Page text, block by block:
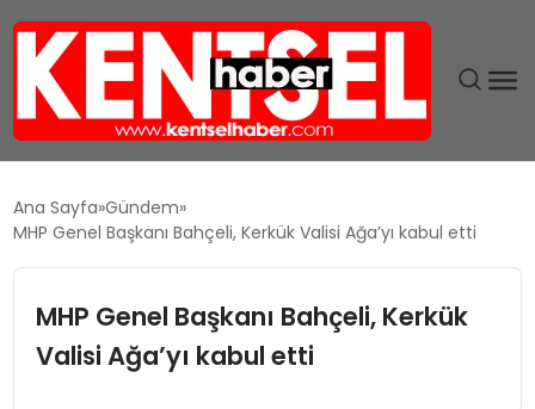
EKONOMI
Ana Sayfa Gündem
MHP Genel Başkanı Bahçeli, Kerkük Valisi Ağa’yı kabul etti
MHP Genel Başkanı Bahçeli, Kerkük
Valisi Ağa’yı kabul etti